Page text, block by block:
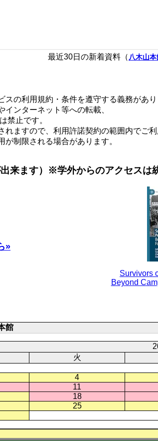
最近30日の新着資料（八木山
の利用規約・条件を遵守する義務があり
ンターネット等への転載、
禁止です。
ますので、利用許諾契約の範囲内でご利
制限される場合があります。
来ます）※学外からのアクセスは
»
Survivors
Beyond
館
火
4
11
18
25